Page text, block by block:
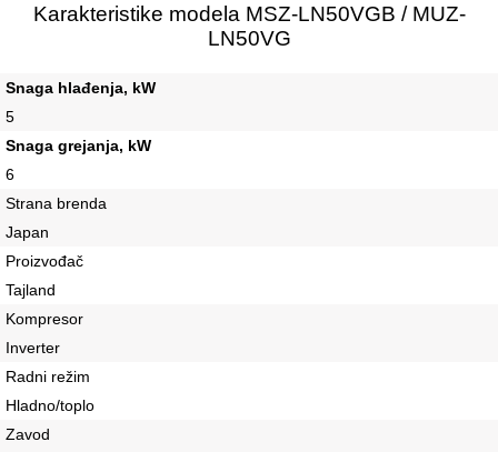
Karakteristike modela MSZ-LN50VGB / MUZ-
LN50VG
Snaga hlađenja, kW
5
Snaga grejanja, kW
6
Strana brenda
Japan
Proizvođač
Tajland
Kompresor
Inverter
Radni režim
Hladno/toplo
Zavod